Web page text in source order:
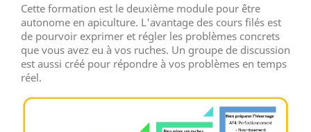
Cette formation est le deuxième module pour être
autonome en apiculture. L'avantage des cours filés est
de pourvoir exprimer et régler les problèmes concrets
que vous avez eu à vos ruches. Un groupe de discussion
est aussi créé pour répondre à vos problèmes en temps
réel.